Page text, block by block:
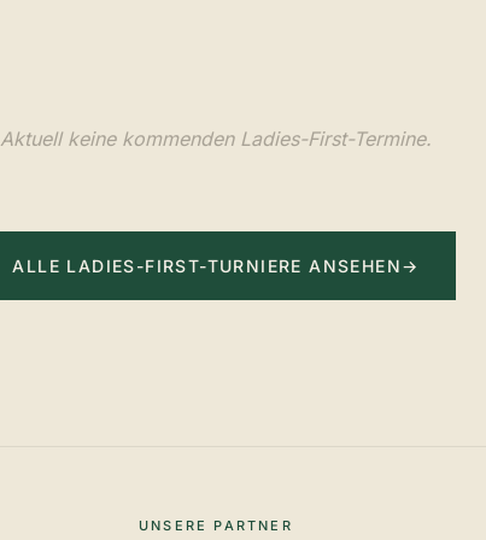
Aktuell keine kommenden Ladies-First-Termine.
ALLE LADIES-FIRST-TURNIERE ANSEHEN→
UNSERE PARTNER